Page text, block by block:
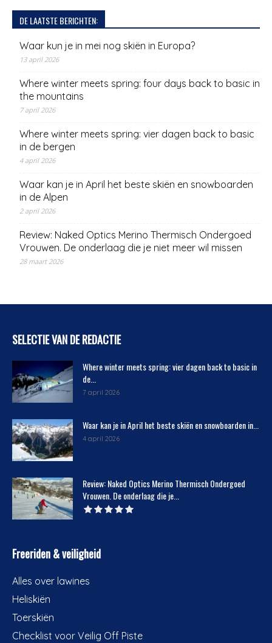
DE LAATSTE BERICHTEN:
Waar kun je in mei nog skiën in Europa?
13 april 2026
Where winter meets spring: four days back to basic in
the mountains
7 april 2026
Where winter meets spring: vier dagen back to basic
in de bergen
4 april 2026
Waar kan je in April het beste skiën en snowboarden
in de Alpen
2 april 2026
Review: Naked Optics Merino Thermisch Ondergoed
Vrouwen. De onderlaag die je niet meer wil missen
28 maart 2026
SELECTIE VAN DE REDACTIE
Where winter meets spring: vier dagen back to basic in
de...
7 april 2026
Waar kan je in April het beste skiën en snowboarden in...
4 april 2026
Review: Naked Optics Merino Thermisch Ondergoed
Vrouwen. De onderlaag die je...
Freeriden & veiligheid
Alles over lawines
Heliskiën
Toerskiën
Checklist voor Veilig Off Piste